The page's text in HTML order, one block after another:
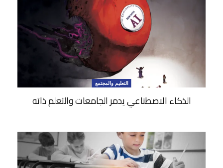
التعليم والمجتمع
الذكاء الاصطناعي يدمر الجامعات والتعلم ذاته